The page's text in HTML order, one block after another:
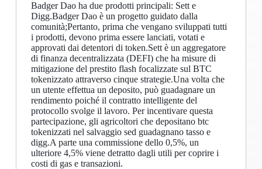
Badger Dao ha due prodotti principali: Sett e
Digg.Badger Dao è un progetto guidato dalla
comunità;Pertanto, prima che vengano sviluppati tutti
i prodotti, devono prima essere lanciati, votati e
approvati dai detentori di token.Sett è un aggregatore
di finanza decentralizzata (DEFI) che ha misure di
mitigazione del prestito flash focalizzate sul BTC
tokenizzato attraverso cinque strategie.Una volta che
un utente effettua un deposito, può guadagnare un
rendimento poiché il contratto intelligente del
protocollo svolge il lavoro. Per incentivare questa
partecipazione, gli agricoltori che depositano btc
tokenizzati nel salvaggio sed guadagnano tasso e
digg.A parte una commissione dello 0,5%, un
ulteriore 4,5% viene detratto dagli utili per coprire i
costi di gas e transazioni.